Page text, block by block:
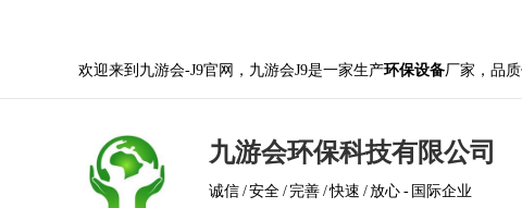
欢迎来到九游会-J9官网，九游会J9是一家生产环保设备厂家，品
九游会环保科技有限公司
诚信 / 安全 / 完善 / 快速 / 放心 - 国际企业